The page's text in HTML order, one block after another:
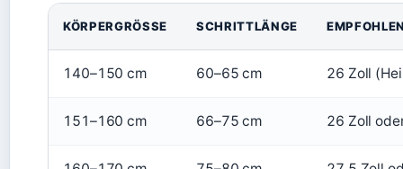
KÖRPERGRÖSSE SCHRITTLÄNGE
140–150 cm 60–65 cm 26 Zoll
151–160 cm 66–75 cm 26 Zoll